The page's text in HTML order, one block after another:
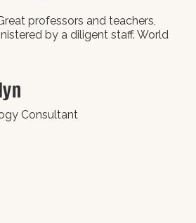
professors and teachers,
by a diligent staff. World
Consultant